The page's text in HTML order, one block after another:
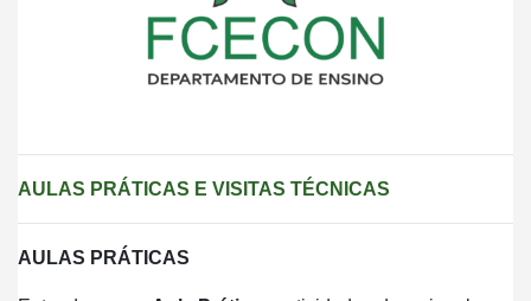
AULAS PRÁTICAS E VISITAS TÉCNICAS
AULAS PRÁTICAS